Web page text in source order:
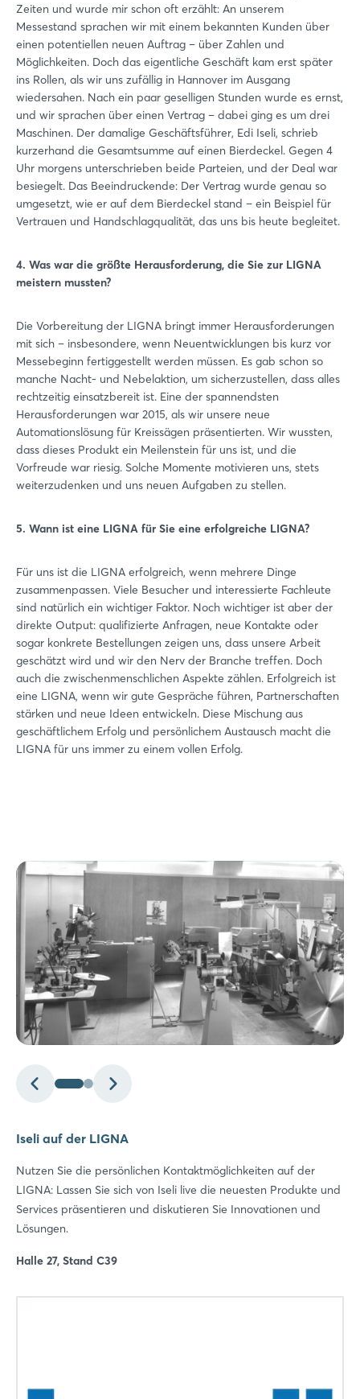
Zeiten und wurde mir schon oft erzählt: An unserem
Messestand sprachen wir mit einem bekannten Kunden über
einen potentiellen neuen Auftrag – über Zahlen und
Möglichkeiten. Doch das eigentliche Geschäft kam erst später
ins Rollen, als wir uns zufällig in Hannover im Ausgang
wiedersahen. Nach ein paar geselligen Stunden wurde es ernst,
und wir sprachen über einen Vertrag – dabei ging es um drei
Maschinen. Der damalige Geschäftsführer, Edi Iseli, schrieb
kurzerhand die Gesamtsumme auf einen Bierdeckel. Gegen 4
Uhr morgens unterschrieben beide Parteien, und der Deal war
besiegelt. Das Beeindruckende: Der Vertrag wurde genau so
umgesetzt, wie er auf dem Bierdeckel stand – ein Beispiel für
Vertrauen und Handschlagqualität, das uns bis heute begleitet.
4. Was war die größte Herausforderung, die Sie zur LIGNA
meistern mussten?
Die Vorbereitung der LIGNA bringt immer Herausforderungen
mit sich – insbesondere, wenn Neuentwicklungen bis kurz vor
Messebeginn fertiggestellt werden müssen. Es gab schon so
manche Nacht- und Nebelaktion, um sicherzustellen, dass alles
rechtzeitig einsatzbereit ist. Eine der spannendsten
Herausforderungen war 2015, als wir unsere neue
Automationslösung für Kreissägen präsentierten. Wir wussten,
dass dieses Produkt ein Meilenstein für uns ist, und die
Vorfreude war riesig. Solche Momente motivieren uns, stets
weiterzudenken und uns neuen Aufgaben zu stellen.
5. Wann ist eine LIGNA für Sie eine erfolgreiche LIGNA?
Für uns ist die LIGNA erfolgreich, wenn mehrere Dinge
zusammenpassen. Viele Besucher und interessierte Fachleute
sind natürlich ein wichtiger Faktor. Noch wichtiger ist aber der
direkte Output: qualifizierte Anfragen, neue Kontakte oder
sogar konkrete Bestellungen zeigen uns, dass unsere Arbeit
geschätzt wird und wir den Nerv der Branche treffen. Doch
auch die zwischenmenschlichen Aspekte zählen. Erfolgreich ist
eine LIGNA, wenn wir gute Gespräche führen, Partnerschaften
stärken und neue Ideen entwickeln. Diese Mischung aus
geschäftlichem Erfolg und persönlichem Austausch macht die
LIGNA für uns immer zu einem vollen Erfolg.
Iseli auf der LIGNA
Nutzen Sie die persönlichen Kontaktmöglichkeiten auf der
LIGNA: Lassen Sie sich von Iseli live die neuesten Produkte und
Services präsentieren und diskutieren Sie Innovationen und
Lösungen.
Halle 27, Stand C39